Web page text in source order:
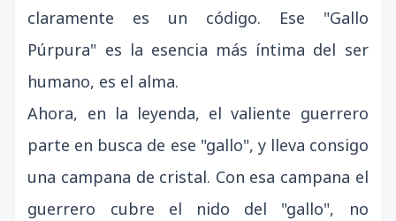
claramente es un código. Ese "Gallo
Púrpura" es la esencia más íntima del ser
humano, es el alma.
Ahora, en la leyenda, el valiente guerrero
parte en busca de ese "gallo", y lleva consigo
una campana de cristal. Con esa campana el
guerrero cubre el nido del "gallo", no